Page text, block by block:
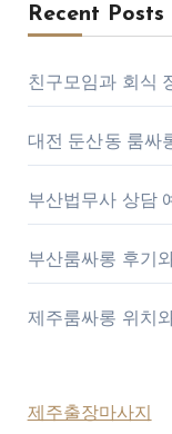
Recent Posts
친구모임과 회식
대전 둔산동 룸싸
부산법무사 상담
부산룸싸롱 후기
제주룸싸롱 위치
제주출장마사지